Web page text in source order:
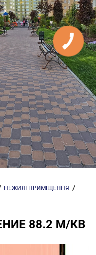
НЕЖИЛІ ПРИМІЩЕННЯ
88.2 М/КВ